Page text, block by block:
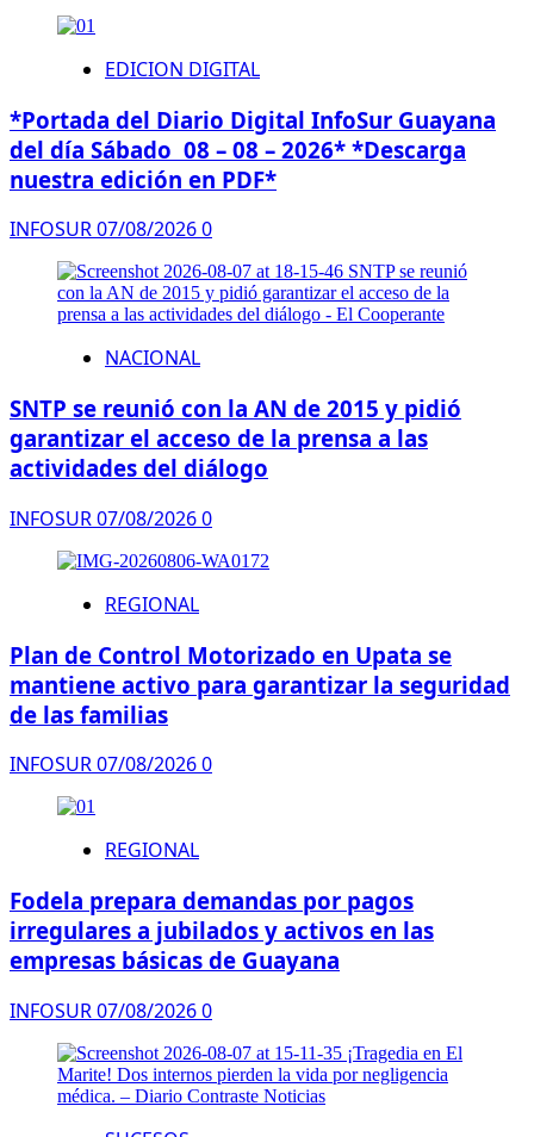
EDICION DIGITAL
*Portada del Diario Digital InfoSur Guayana
del día Sábado 08 – 08 – 2026* *Descarga
nuestra edición en PDF*
INFOSUR07/08/20260
NACIONAL
SNTP se reunió con la AN de 2015 y pidió
garantizar el acceso de la prensa a las
actividades del diálogo
INFOSUR07/08/20260
REGIONAL
Plan de Control Motorizado en Upata se
mantiene activo para garantizar la seguridad
de las familias
INFOSUR07/08/20260
REGIONAL
Fodela prepara demandas por pagos
irregulares a jubilados y activos en las
empresas básicas de Guayana
INFOSUR07/08/20260